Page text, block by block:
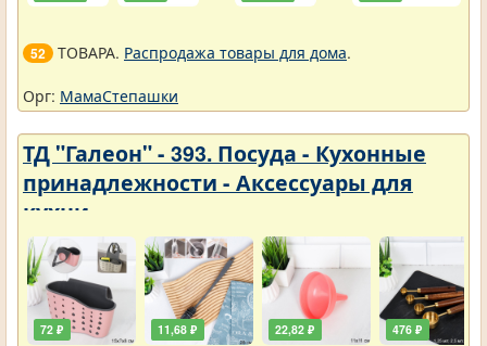
52 ТОВАРА. Распродажа товары для дома.
Орг: МамаСтепашки
ТД "Галеон" - 393. Посуда - Кухонные
принадлежности - Аксессуары для
кухни
72 ₽ 11,68 ₽ 22,82 ₽ 476 ₽